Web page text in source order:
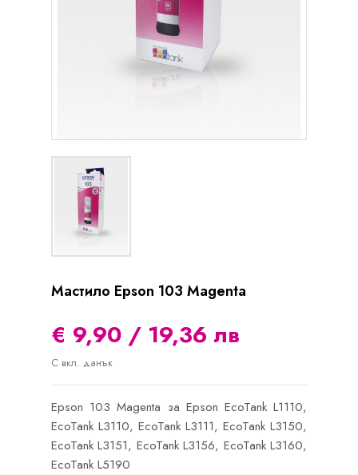
Мастило Epson 103 Magenta
€ 9,90 / 19,36 лв
С вкл. данък
Epson 103 Magenta за Epson EcoTank L1110,
EcoTank L3110, EcoTank L3111, EcoTank L3150,
EcoTank L3151, EcoTank L3156, EcoTank L3160,
EcoTank L5190